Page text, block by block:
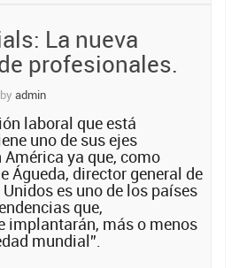
empleados”
La nueva
profesionales.
by admin
laboral que está
uno de sus ejes
ya que, como
Águeda, director general de
es uno de los países
que,
implantarán, más o menos
mundial”.